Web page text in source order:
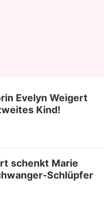
Evelyn Weigert
Kind!
schenkt Marie
Schlüpfer